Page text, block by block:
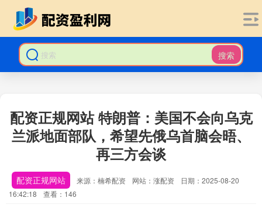
搜索
配资正规网站 特朗普：美国不会向乌克
兰派地面部队，希望先俄乌首脑会晤、
再三方会谈
配资正规网站 来源：楠希配资 网站：涨配资
日期：2025-08-20
16:42:18
查看：146